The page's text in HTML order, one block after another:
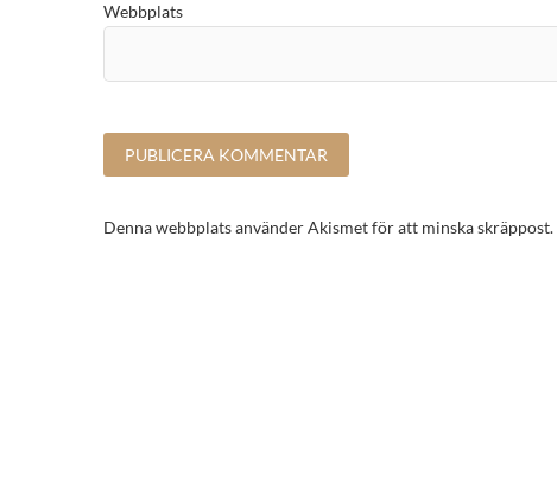
Webbplats
Denna webbplats använder Akismet för att minska skräppost.